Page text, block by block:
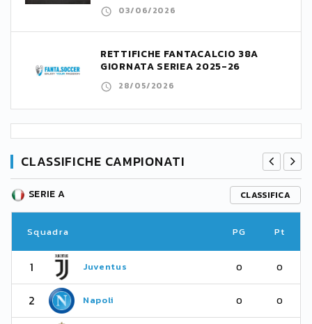
03/06/2026
RETTIFICHE FANTACALCIO 38A
GIORNATA SERIEA 2025-26
28/05/2026
CLASSIFICHE CAMPIONATI
SERIE A CLASSIFICA
Squadra PG Pt
1 Juventus 0 0
2 Napoli 0 0